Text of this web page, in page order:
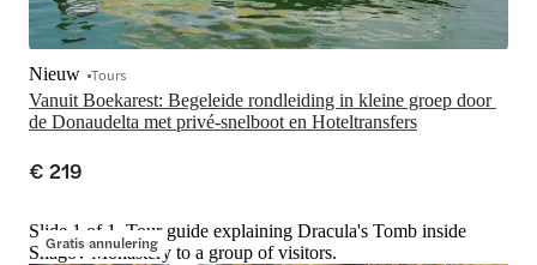
Vanuit Boekarest: Begeleide rondleiding in kleine groep door
de Donaudelta met privé-snelboot en Hoteltransfers
Nieuw Tours
€ 219
Gratis annulering
Slide 1 of 1, Tour guide explaining Dracula's Tomb inside
Snagov Monastery to a group of visitors.